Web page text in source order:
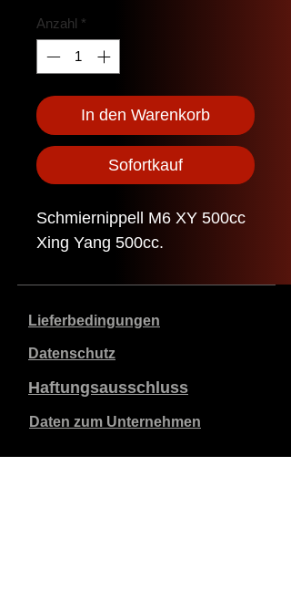
Anzahl *
In den Warenkorb
Sofortkauf
Schmiernippell M6 XY 500cc
Xing Yang 500cc.
Lieferbedingungen
Datenschutz
Haftungsausschluss
Daten zum Unternehmen